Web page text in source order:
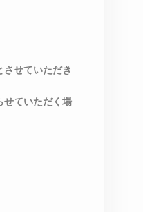
せていただき
せていただく場